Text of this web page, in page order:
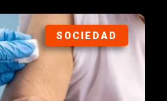
SOCIEDAD